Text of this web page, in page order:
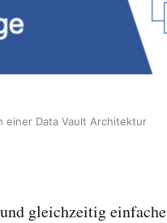
einer Data Vault Architektur
gleichzeitig